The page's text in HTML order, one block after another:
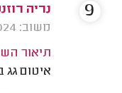
נריה
משוב: 26/09/2024
תיאור
איטום גג
9